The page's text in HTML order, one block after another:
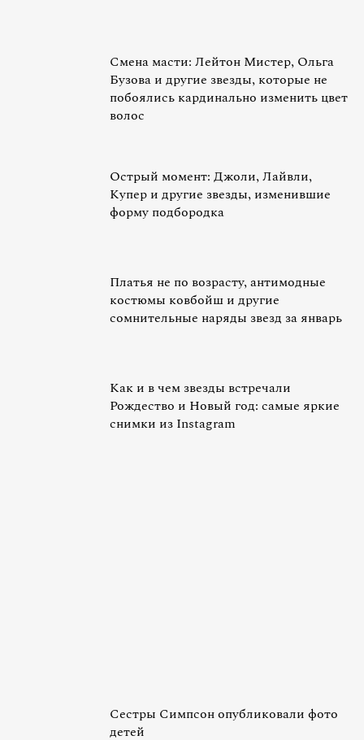
Смена масти: Лейтон Мистер, Ольга
Бузова и другие звезды, которые не
побоялись кардинально изменить цвет
волос
Острый момент: Джоли, Лайвли,
Купер и другие звезды, изменившие
форму подбородка
Платья не по возрасту, антимодные
костюмы ковбойш и другие
сомнительные наряды звезд за январь
Как и в чем звезды встречали
Рождество и Новый год: самые яркие
снимки из Instagram
Сестры Симпсон опубликовали фото
детей